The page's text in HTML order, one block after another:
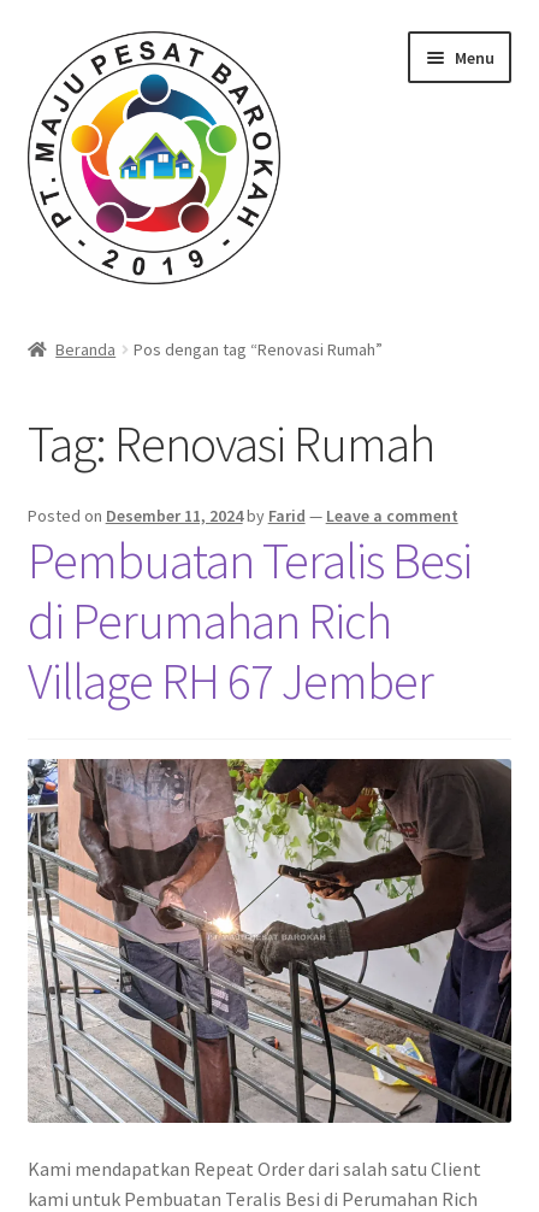
navigation
content
Menu
Farid Tech Tips
Katalog Harga Barang
Pekerjaan Olahan Besi (Pengelasan)
Pembuatan Gazebo
Penginapan | Kost | Guest House Wisma Barokah
Produk Layanan Kami
Reparasi Rumah
Beranda Pos dengan tag “Renovasi Rumah”
Tag: Renovasi Rumah
Posted on Desember 11, 2024by Farid — Leave a comment
Pembuatan Teralis Besi
di Perumahan Rich
Village RH 67 Jember
Kami mendapatkan Repeat Order dari salah satu Client
kami untuk Pembuatan Teralis Besi di Perumahan Rich